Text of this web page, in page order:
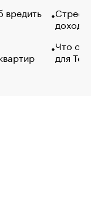
вредить
Что
для